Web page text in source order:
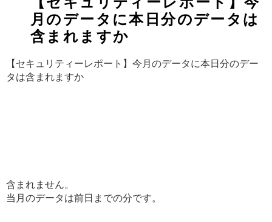
月のデータに本日分のデータは
含まれますか
【セキュリティーレポート】今月のデータに本日分のデー
タは含まれますか
含まれません。
当月のデータは前日までの分です。